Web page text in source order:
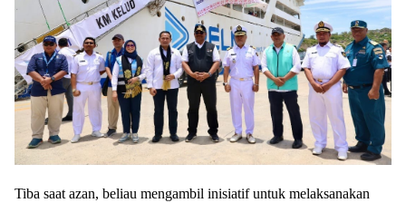
Tiba saat azan, beliau mengambil inisiatif untuk melaksanakan